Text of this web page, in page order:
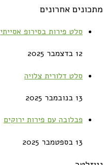
מתכונים אחרונים
סלט פירות בסירופ אסייתי
12 בדצמבר 2025
סלט דלורית צלויה
13 בנובמבר 2025
פבלובה עם פירות ירוקים
13 בספטמבר 2025